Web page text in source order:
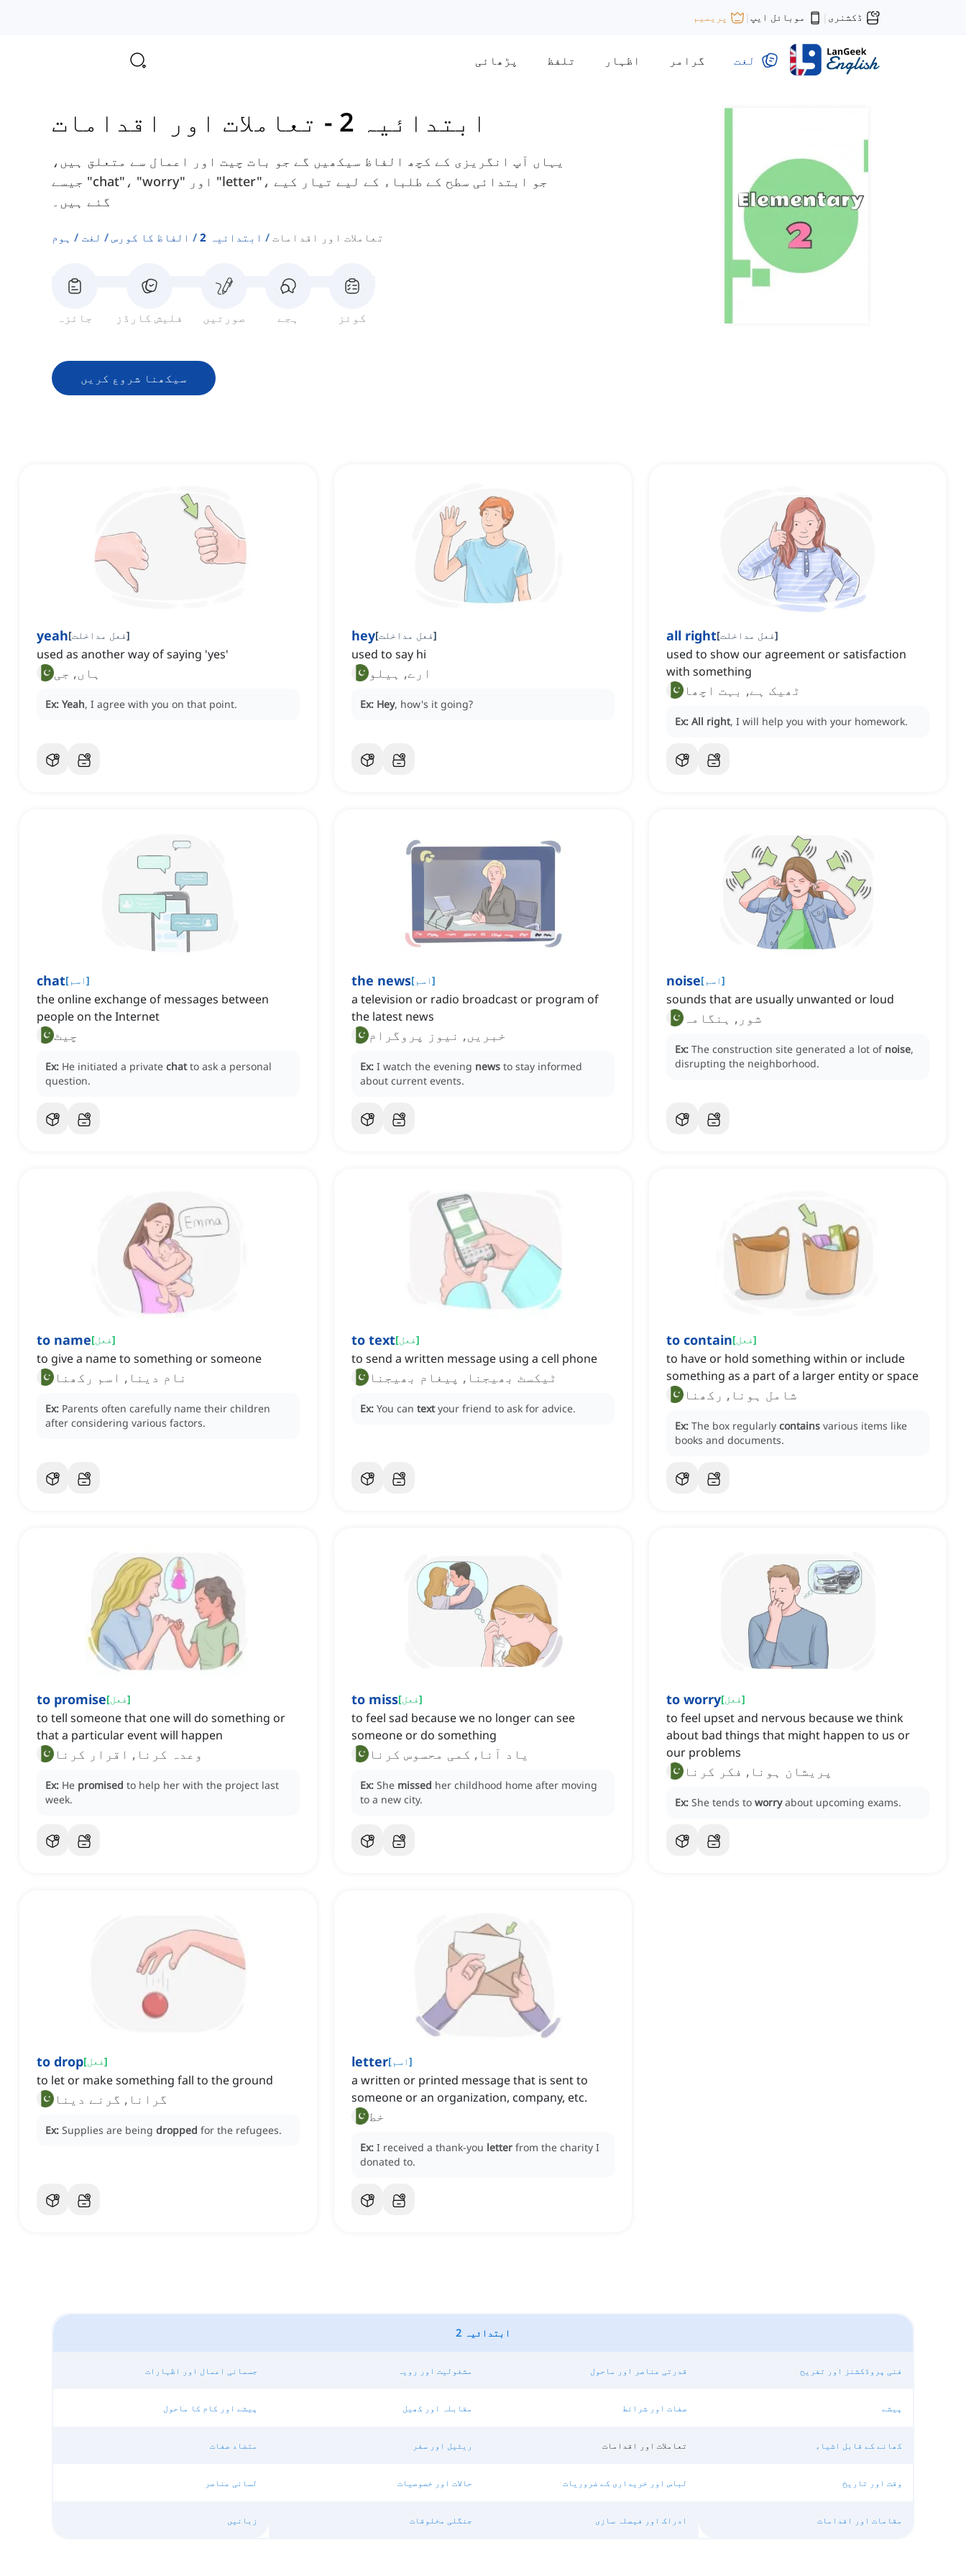
ڈکشنری | موبائل ایپ | پریمیم
لغت گرامر اظہار تلفظ پڑھائی
ابتدائیہ 2 - تعاملات اور اقدامات
یہاں آپ انگریزی کے کچھ الفاظ سیکھیں گے جو بات چیت اور اعمال سے متعلق ہیں،
جیسے "chat"، "worry" اور "letter"، جو ابتدائی سطح کے طلباء کے لیے تیار کیے
گئے ہیں۔
ہوم لغت الفاظ کا کورس ابتدائیہ 2 تعاملات اور اقدامات
جائزہ فلیش کارڈز صورتیں ہجے کوئز
سیکھنا شروع کریں
yeah[فعل مداخلت]
used as another way of saying 'yes'
ہاں, جی
Ex: Yeah, I agree with you on that point.
hey[فعل مداخلت]
used to say hi
ارے, ہیلو
Ex: Hey, how's it going?
all right[فعل مداخلت]
used to show our agreement or satisfaction
with something
ٹھیک ہے, بہت اچھا
Ex: All right, I will help you with your homework.
chat[اسم]
the online exchange of messages between
people on the Internet
چیٹ
Ex: He initiated a private chat to ask a personal
question.
the news[اسم]
a television or radio broadcast or program of
the latest news
خبریں, نیوز پروگرام
Ex: I watch the evening news to stay informed
about current events.
noise[اسم]
sounds that are usually unwanted or loud
شور, ہنگامہ
Ex: The construction site generated a lot of noise,
disrupting the neighborhood.
to name[فعل]
to give a name to something or someone
نام دینا, اسم رکھنا
Ex: Parents often carefully name their children
after considering various factors.
to text[فعل]
to send a written message using a cell phone
ٹیکسٹ بھیجنا, پیغام بھیجنا
Ex: You can text your friend to ask for advice.
to contain[فعل]
to have or hold something within or include
something as a part of a larger entity or space
شامل ہونا, رکھنا
Ex: The box regularly contains various items like
books and documents.
to promise[فعل]
to tell someone that one will do something or
that a particular event will happen
وعدہ کرنا, اقرار کرنا
Ex: He promised to help her with the project last
week.
to miss[فعل]
to feel sad because we no longer can see
someone or do something
یاد آنا, کمی محسوس کرنا
Ex: She missed her childhood home after moving
to a new city.
to worry[فعل]
to feel upset and nervous because we think
about bad things that might happen to us or
our problems
پریشان ہونا, فکر کرنا
Ex: She tends to worry about upcoming exams.
to drop[فعل]
to let or make something fall to the ground
گرانا, گرنے دینا
Ex: Supplies are being dropped for the refugees.
letter[اسم]
a written or printed message that is sent to
someone or an organization, company, etc.
خط
Ex: I received a thank-you letter from the charity I
donated to.
ابتدائیہ 2
جسمانی اعمال اور اظہارات مشغولیت اور رویہ قدرتی عناصر اور ماحول فنی پروڈکشنز اور تفریح
پیشے اور کام کا ماحول مقابلہ اور کھیل صفات اور شرائط پیشے
متضاد صفات ریٹیل اور سفر تعاملات اور اقدامات کھانے کے قابل اشیاء
لسانی عناصر حالات اور خصوصیات لباس اور خریداری کے ضروریات وقت اور تاریخ
زبانیں جنگلی مخلوقات ادراک اور فیصلہ سازی مقامات اور اقدامات